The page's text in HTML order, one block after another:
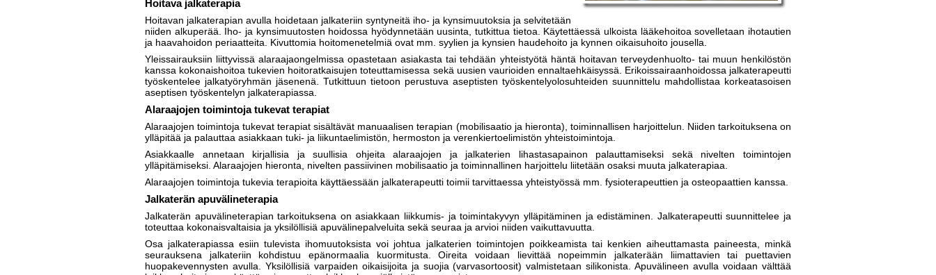
Hoitava jalkaterapia
Hoitavan jalkaterapian avulla hoidetaan jalkateriin syntyneitä iho- ja kynsimuutoksia ja selvitetään
niiden alkuperää. Iho- ja kynsimuutosten hoidossa hyödynnetään uusinta, tutkittua tietoa. Käytettäessä ulkoista lääkehoitoa sovelletaan ihotautien
ja haavahoidon periaatteita. Kivuttomia hoitomenetelmiä ovat mm. syylien ja kynsien haudehoito ja kynnen oikaisuhoito jousella.
Yleissairauksiin liittyvissä alaraajaongelmissa opastetaan asiakasta tai tehdään yhteistyötä häntä hoitavan terveydenhuolto- tai muun henkilöstön
kanssa kokonaishoitoa tukevien hoitoratkaisujen toteuttamisessa sekä uusien vaurioiden ennaltaehkäisyssä. Erikoissairaanhoidossa jalkaterapeutti
työskentelee jalkatyöryhmän jäsenenä. Tutkittuun tietoon perustuva aseptisten työskentelyolosuhteiden suunnittelu mahdollistaa korkeatasoisen
aseptisen työskentelyn jalkaterapiassa.
Alaraajojen toimintoja tukevat terapiat
Alaraajojen toimintoja tukevat terapiat sisältävät manuaalisen terapian (mobilisaatio ja hieronta), toiminnallisen harjoittelun. Niiden tarkoituksena on
ylläpitää ja palauttaa asiakkaan tuki- ja liikuntaelimistön, hermoston ja verenkiertoelimistön yhteistoimintoja.
Asiakkaalle annetaan kirjallisia ja suullisia ohjeita alaraajojen ja jalkaterien lihastasapainon palauttamiseksi sekä nivelten toimintojen
ylläpitämiseksi. Alaraajojen hieronta, nivelten passiivinen mobilisaatio ja toiminnallinen harjoittelu liitetään osaksi muuta jalkaterapiaa.
Alaraajojen toimintoja tukevia terapioita käyttäessään jalkaterapeutti toimii tarvittaessa yhteistyössä mm. fysioterapeuttien ja osteopaattien kanssa.
Jalkaterän apuvälineterapia
Jalkaterän apuvälineterapian tarkoituksena on asiakkaan liikkumis- ja toimintakyvyn ylläpitäminen ja edistäminen. Jalkaterapeutti suunnittelee ja
toteuttaa kokonaisvaltaisia ja yksilöllisiä apuvälinepalveluita sekä seuraa ja arvioi niiden vaikuttavuutta.
Osa jalkaterapiassa esiin tulevista ihomuutoksista voi johtua jalkaterien toimintojen poikkeamista tai kenkien aiheuttamasta paineesta, minkä
seurauksena jalkateriin kohdistuu epänormaalia kuormitusta. Oireita voidaan lievittää nopeimmin jalkaterään liimattavien tai puettavien
huopakevennysten avulla. Yksilöllisiä varpaiden oikaisijoita ja suojia (varvasortoosit) valmistetaan silikonista. Apuvälineen avulla voidaan välttää